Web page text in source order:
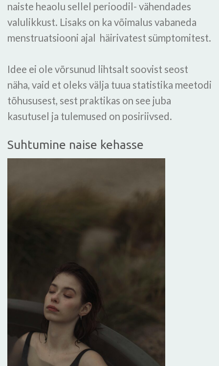
naiste heaolu sellel perioodil- vähendades
valulikkust. Lisaks on ka võimalus vabaneda
menstruatsiooni ajal häirivatest sümptomitest.
Idee ei ole võrsunud lihtsalt soovist seost
näha, vaid et oleks välja tuua statistika meetodi
tõhususest, sest praktikas on see juba
kasutusel ja tulemused on posiriivsed.
Suhtumine naise kehasse